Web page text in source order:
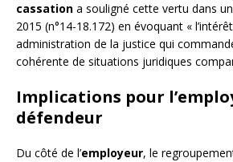
cassation a souligné cette vertu dans
2015 (n°14-18.172) en évoquant «
administration de la justice qui
cohérente de situations juridiques
Implications pour
défendeur
Du côté de l’employeur, le